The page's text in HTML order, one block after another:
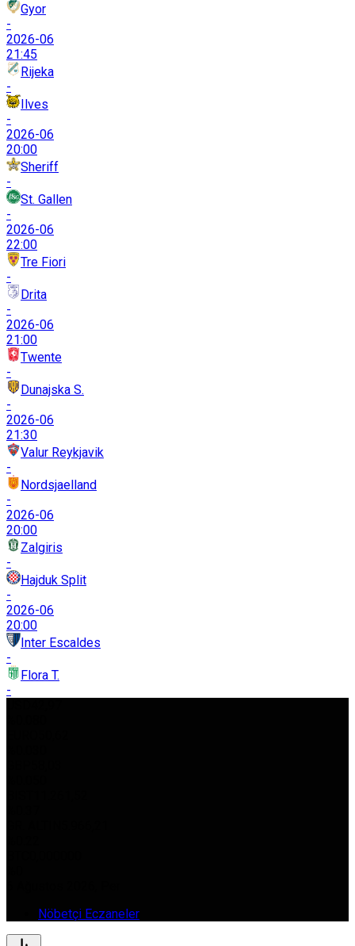
Gyor
-
2026-06
21:45
Rijeka
-
Ilves
-
2026-06
20:00
Sheriff
-
St. Gallen
-
2026-06
22:00
Tre Fiori
-
Drita
-
2026-06
21:00
Twente
-
Dunajska S.
-
2026-06
21:30
Valur Reykjavik
-
Nordsjaelland
-
2026-06
20:00
Zalgiris
-
Hajduk Split
-
2026-06
20:00
Inter Escaldes
-
Flora T.
-
Nöbetçi Eczaneler